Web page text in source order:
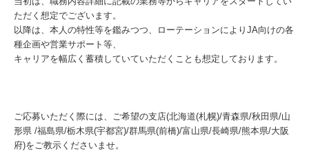
ただく想定でございます。
以降は、本人の特性等を鑑みつつ、ローテーションによりJA向けの各
種企画や営業サポート等、
キャリアを幅広く蓄積していていただくことも想定しております​。
ご応募いただく際には、ご希望の支店(北海道(札幌)/青森県/秋田県/山
形県 /福島県/栃木県(宇都宮)/群馬県(前橋)/富山県/長崎県/熊本県/大阪
府)をご教示くださいませ。